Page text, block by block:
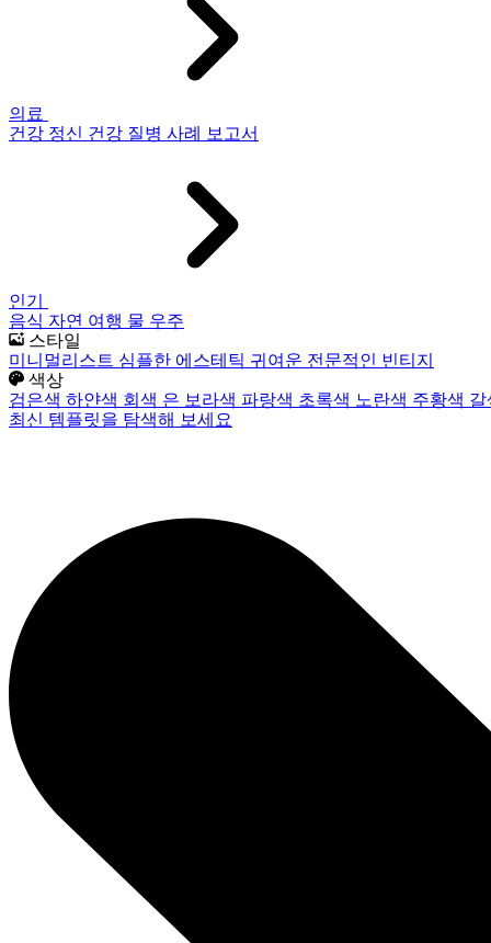
의료
건강 정신 건강 질병 사례 보고서
인기
음식 자연 여행 물 우주
스타일
미니멀리스트 심플한 에스테틱 귀여운 전문적인 빈티지
색상
검은색 하얀색 회색 은 보라색 파랑색 초록색 노란색 주황색
최신 템플릿을 탐색해 보세요